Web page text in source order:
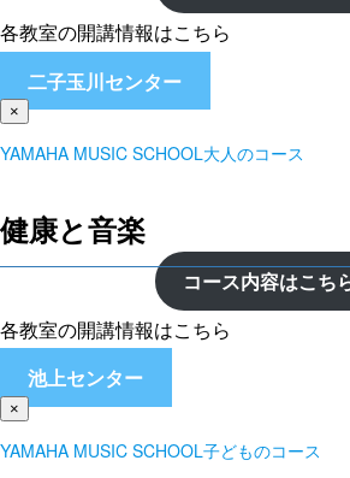
各教室の開講情報はこちら
二子玉川センター
×
YAMAHA MUSIC SCHOOL大人のコース
健康と音楽
コース内容はこち
各教室の開講情報はこちら
池上センター
×
YAMAHA MUSIC SCHOOL子どものコース